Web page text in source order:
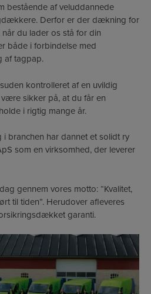
bestående af veluddannede
Derfor er der dækning for
du lader os stå for din
i forbindelse med
af tagpap.
kontrolleret af en uvildig
sikker på, at du får en
i rigtig mange år.
branchen har dannet et solidt ry
som en virksomhed, der leverer
gennem vores motto: “Kvalitet,
til tiden”. Herudover afleveres
garanti.